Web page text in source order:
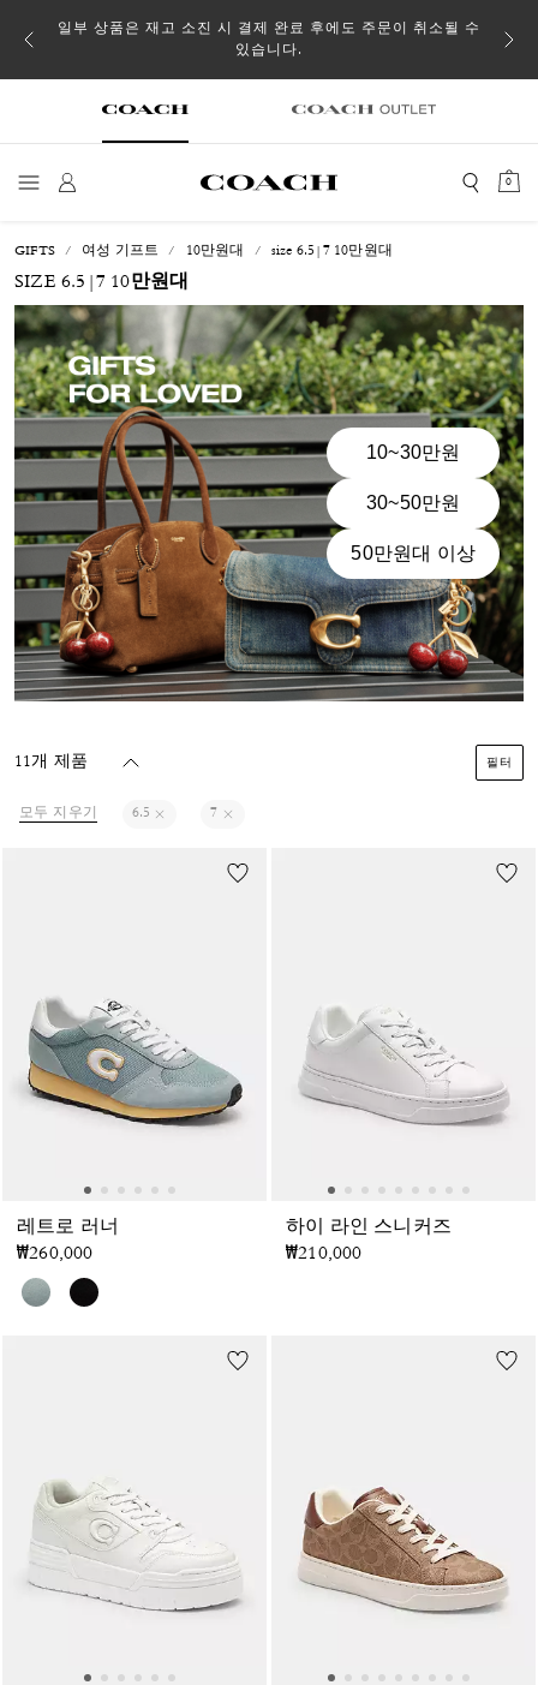
일부 상품은 재고 소진 시 결제 완료 후에도 주문이 취소될 수
있습니다.
0
GIFTS 여성 기프트 10만원대 size 6.5|7 10만원대
SIZE 6.5|7 10만원대
10~30만원
30~50만원
50만원대 이상
11개 제품 필터
모두 지우기 6.5 7
레트로 러너
₩260,000
하이 라인 스니커즈
₩210,000